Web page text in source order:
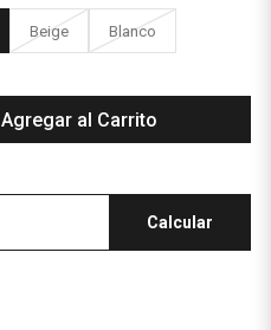
Beige Blanco
Agregar al Carrito
Calcular